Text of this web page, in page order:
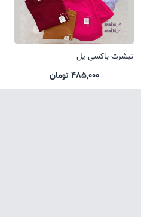
تیشرت باکسی یل
485,000 تومان